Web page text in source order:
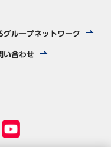
グループネットワーク
い合わせ